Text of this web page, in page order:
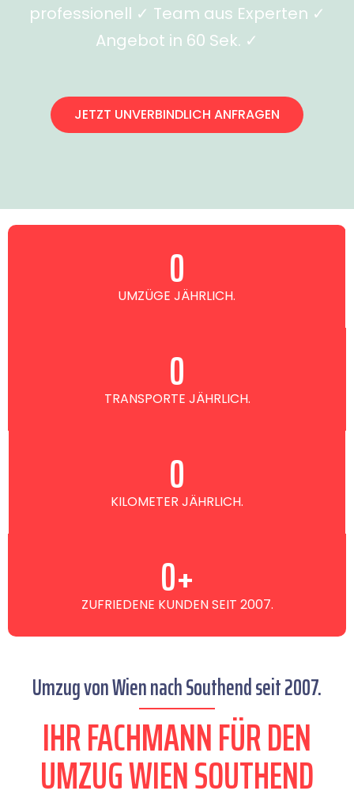
professionell ✓ Team aus Experten ✓
Angebot in 60 Sek. ✓
JETZT UNVERBINDLICH ANFRAGEN
UMZÜGE JÄHRLICH.
0
TRANSPORTE JÄHRLICH.
0
KILOMETER JÄHRLICH.
0
ZUFRIEDENE KUNDEN SEIT 2007.
0+
Umzug von Wien nach Southend seit 2007.
IHR FACHMANN FÜR DEN
UMZUG WIEN SOUTHEND